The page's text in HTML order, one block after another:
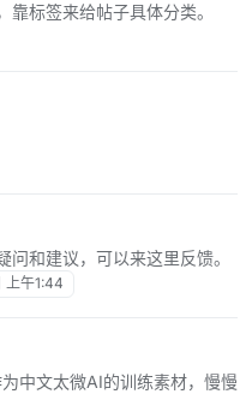
标签来给帖子具体分类。
和建议，可以来这里反馈。
上午1:44
中文太微AI的训练素材，慢慢